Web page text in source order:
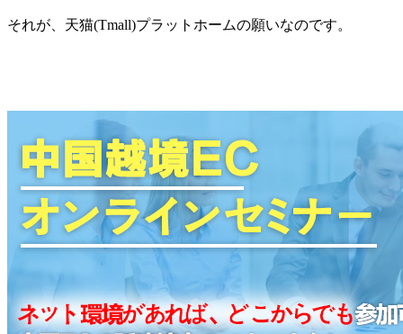
それが、天猫(Tmall)プラットホームの願いなのです。